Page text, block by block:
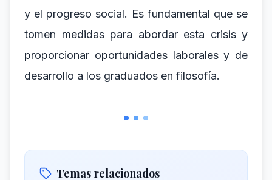
y el progreso social. Es fundamental que se
tomen medidas para abordar esta crisis y
proporcionar oportunidades laborales y de
desarrollo a los graduados en filosofía.
Temas relacionados